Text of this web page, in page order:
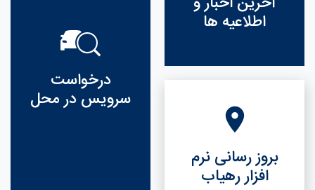
درخواست
سرویس در محل
اطلاعیه ها
بروز رسانی نرم
افزار رهیاب